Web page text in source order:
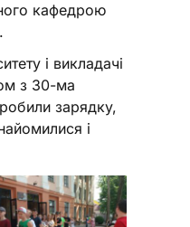
кафедрою
і викладачі
з 30-ма
зарядку,
і